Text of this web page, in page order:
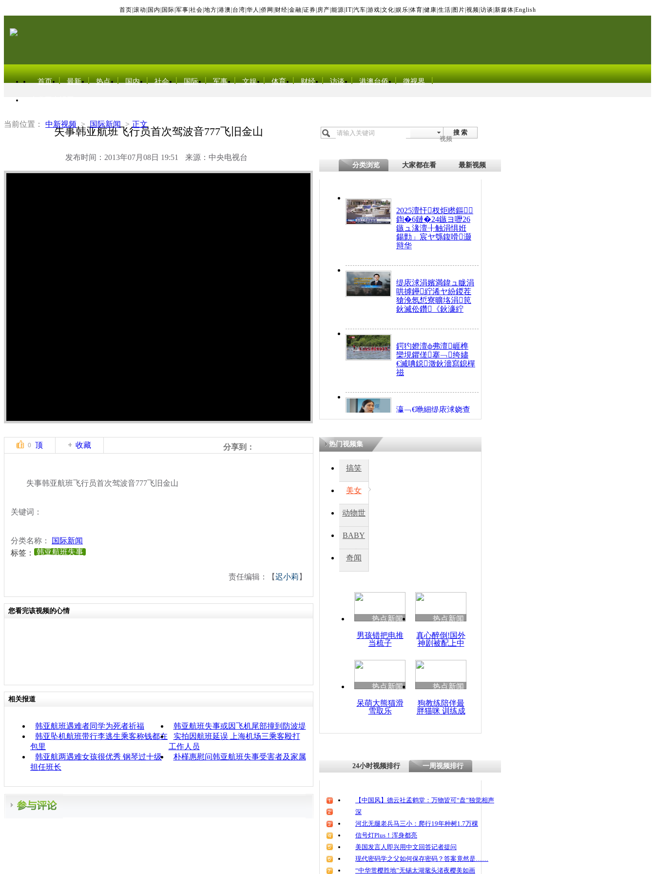
首页 滚动 国内 国际 军事 社会 地方 港澳 台湾 华人 侨网 财经 金融 证券 房产 能源 IT| 汽车 游戏 文化 娱乐 体育 健康 生活 图片 视频 访谈 新媒体 English
首页 最新 热点 国内 社会 国际 军事 文娱 体育 财经 访谈 港澳台侨 微视界
当前位置： 中新视频 > 国际新闻 > 正文
失事韩亚航班飞行员首次驾波音777飞旧金山
发布时间：2013年07月08日 19:51 来源：中央电视台
搜 索
视频
分类浏览 大家都在看 最新视频
2025澶忓杈炬矁鏂
鍧�6鏈�24鏃ヨ嚦26
鏃ュ湪澶╂触涓惧姙
鍚勯」宸ヤ綔鍑嗗灏
辩华
缇庡浗涓嬪満鍏ュ眬涓
哄摢鑸紵浠ヤ紛鍐茬
獊浼氬惁寮曠垎涓笢
鈥滅伀鑽《鈥濓紵
鍔犳嬁澶ф弗澶崕榫
欒垷鑺傞搴﹁绔嬧
€滅唺鐚澂鈥濇寫鎴樿
禌
瀛﹁€咃細缇庡浗娆查
€间笢鍗椾簹涓庝腑鍥
瘑灞€
0 顶 收藏 分享到：
失事韩亚航班飞行员首次驾波音777飞旧金山
关键词：
分类名称：
国际新闻
标签：
韩亚航班失事
责任编辑：【迟小莉 】
您看完该视频的心情
相关报道
韩亚航班遇难者同学为死者祈福
韩亚航班失事或因飞机尾部撞到防波堤
韩亚坠机航班带行李逃生乘客称钱都在
包里
实拍因航班延误 上海机场三乘客殴打
工作人员
韩亚航两遇难女孩很优秀 钢琴过十级
担任班长
朴槿惠慰问韩亚航班失事受害者及家属
热门视频集
搞笑
美女
动物世
BABY
秀
奇闻
热点新闻
男孩错把电推
当梳子
热点新闻
真心醉倒!国外
神剧被配上中
热点新闻
呆萌大熊猫滑
雪取乐
热点新闻
狗教练陪伴最
胖猫咪 训练成
24小时视频排行 一周视频排行
【中国风】德云社孟鹤堂：万物皆可“盘”独觉相声
深
河北无腿老兵马三小：爬行19年种树1.7万棵
信号灯Plus！浑身都亮
美国发言人即兴用中文回答记者提问
现代密码学之父如何保存密码？答案竟然是……
“中华赏樱胜地”无锡太湖鼋头渚夜樱美如画